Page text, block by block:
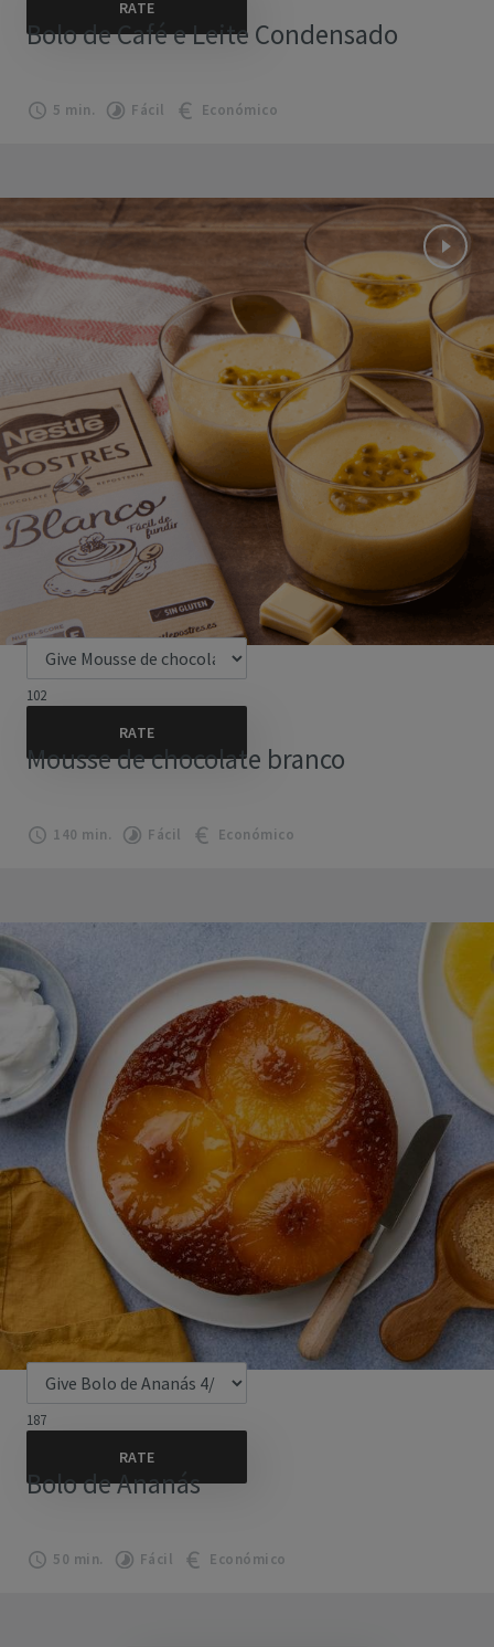
Bolo de Café e Leite Condensado
5 min. Fácil Económico
102
Mousse de chocolate branco
140 min. Fácil Económico
187
Bolo de Ananás
50 min. Fácil Económico